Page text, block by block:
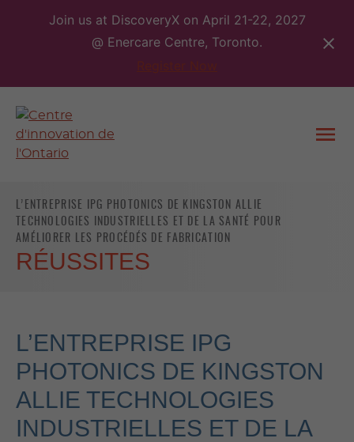
Join us at DiscoveryX on April 21-22, 2027
@ Enercare Centre, Toronto.
L’ENTREPRISE IPG PHOTONICS DE KINGSTON ALLIE
TECHNOLOGIES INDUSTRIELLES ET DE LA SANTÉ POUR
AMÉLIORER LES PROCÉDÉS DE FABRICATION
RÉUSSITES
L’ENTREPRISE IPG
PHOTONICS DE KINGSTON
ALLIE TECHNOLOGIES
INDUSTRIELLES ET DE LA